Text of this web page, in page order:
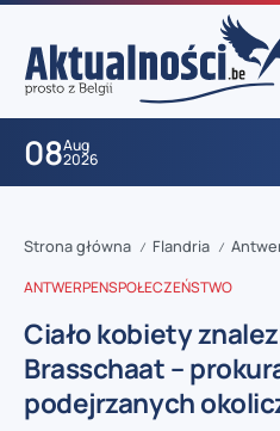
08Aug
2026
Strona główna / Flandria /
ANTWERPENSPOŁECZEŃSTWO
Ciało kobiety
Brasschaat –
podejrzanych